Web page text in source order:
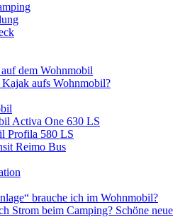
dem Wohnmobil
aufs Wohnmobil?
Activa One 630 LS
Profila 580 LS
Reimo Bus
brauche ich im Wohnmobil?
Strom beim Camping? Schöne neue